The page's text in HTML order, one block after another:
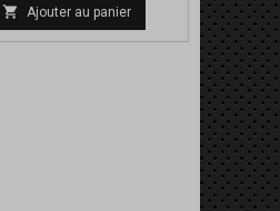
 Ajouter au panier